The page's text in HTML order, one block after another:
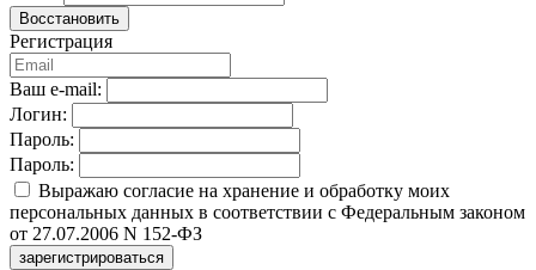
Восстановить
Регистрация
Ваш e-mail:
Логин:
Пароль:
Пароль:
Выражаю согласие на хранение и обработку моих
персональных данных в соответствии с Федеральным законом
от 27.07.2006 N 152-ФЗ
зарегистрироваться